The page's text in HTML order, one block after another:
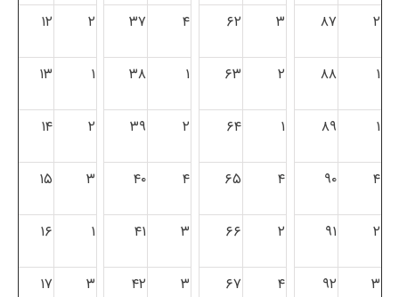
۲ ۸۷ ۳ ۶۲ ۴ ۳۷ ۲ ۱۲
۱ ۸۸ ۲ ۶۳ ۱ ۳۸ ۱ ۱۳
۱ ۸۹ ۱ ۶۴ ۲ ۳۹ ۲ ۱۴
۴ ۹۰ ۴ ۶۵ ۴ ۴۰ ۳ ۱۵
۲ ۹۱ ۲ ۶۶ ۳ ۴۱ ۱ ۱۶
۳ ۹۲ ۴ ۶۷ ۳ ۴۲ ۳ ۱۷